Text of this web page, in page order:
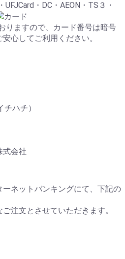
・DC・AEON・TS３・
りますので、カード番号は暗号
心してご利用ください。
ハチ）
式会社
ネットバンキングにて、下記の
注文とさせていただきます。